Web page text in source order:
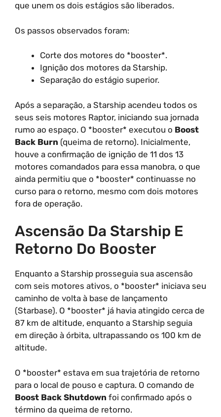
que unem os dois estágios são liberados.
Os passos observados foram:
Corte dos motores do *booster*.
Ignição dos motores da Starship.
Separação do estágio superior.
Após a separação, a Starship acendeu todos os
seus seis motores Raptor, iniciando sua jornada
rumo ao espaço. O *booster* executou o Boost
Back Burn (queima de retorno). Inicialmente,
houve a confirmação de ignição de 11 dos 13
motores comandados para essa manobra, o que
ainda permitiu que o *booster* continuasse no
curso para o retorno, mesmo com dois motores
fora de operação.
Ascensão Da Starship E
Retorno Do Booster
Enquanto a Starship prosseguia sua ascensão
com seis motores ativos, o *booster* iniciava seu
caminho de volta à base de lançamento
(Starbase). O *booster* já havia atingido cerca de
87 km de altitude, enquanto a Starship seguia
em direção à órbita, ultrapassando os 100 km de
altitude.
O *booster* estava em sua trajetória de retorno
para o local de pouso e captura. O comando de
Boost Back Shutdown foi confirmado após o
término da queima de retorno.